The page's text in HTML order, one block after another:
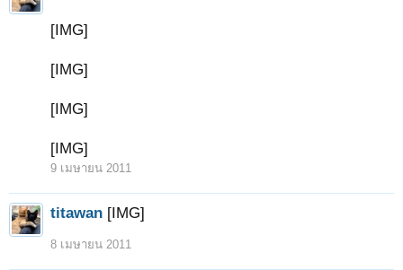
[IMG]
[IMG]
[IMG]
[IMG]
9 เมษายน 2011
titawan [IMG]
8 เมษายน 2011